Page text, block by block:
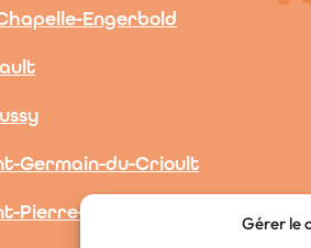
Gérer le
Engerbold
Germain-du-Crioult
Pierre-la-Vieille